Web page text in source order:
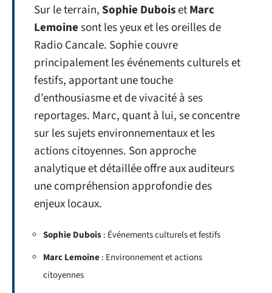
Sur le terrain,Sophie DuboisetMarc
Lemoinesont les yeux et les oreilles de
Radio Cancale. Sophie couvre
principalement les événements culturels et
festifs, apportant une touche
d’enthousiasme et de vivacité à ses
reportages. Marc, quant à lui, se concentre
sur les sujets environnementaux et les
actions citoyennes. Son approche
analytique et détaillée offre aux auditeurs
une compréhension approfondie des
enjeux locaux.
Sophie Dubois: Événements culturels et festifs
Marc Lemoine: Environnement et actions
citoyennes